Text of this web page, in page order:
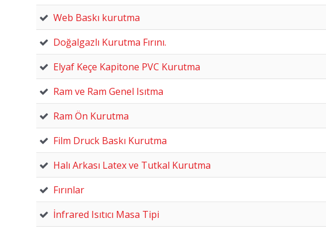
Web Baskı kurutma
Doğalgazlı Kurutma Fırını.
Elyaf Keçe Kapitone PVC Kurutma
Ram ve Ram Genel Isıtma
Ram Ön Kurutma
Film Druck Baskı Kurutma
Halı Arkası Latex ve Tutkal Kurutma
Fırınlar
İnfrared Isıtıcı Masa Tipi